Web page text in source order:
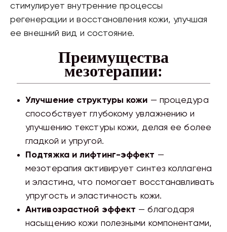
стимулирует внутренние процессы
регенерации и восстановления кожи, улучшая
ее внешний вид и состояние.
Преимущества
мезотерапии:
Улучшение структуры кожи — процедура
способствует глубокому увлажнению и
улучшению текстуры кожи, делая ее более
гладкой и упругой.
Подтяжка и лифтинг-эффект —
мезотерапия активирует синтез коллагена
и эластина, что помогает восстанавливать
упругость и эластичность кожи.
Антивозрастной эффект — благодаря
насыщению кожи полезными компонентами,